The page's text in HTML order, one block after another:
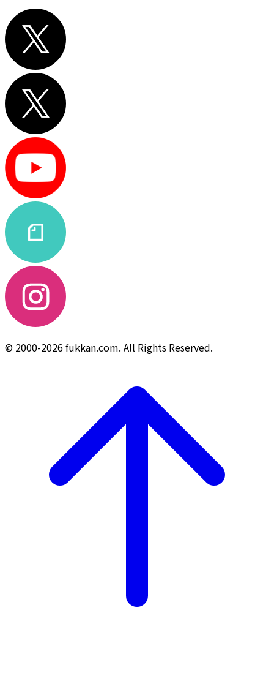
© 2000-2026 fukkan.com. All Rights Reserved.